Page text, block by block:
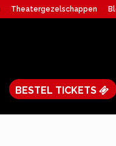
Theatergezelschappen
BESTEL TICKETS